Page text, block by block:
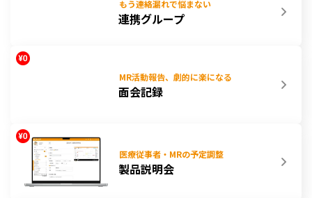
もう連絡漏れで悩まない
連携グループ
MR活動報告、劇的に楽になる
面会記録
医療従事者・MRの予定調整
製品説明会